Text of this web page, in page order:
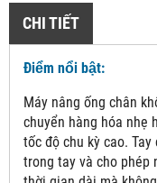
CHI TIẾT
Điểm nổi bật:
Máy nâng ống chân
chuyển hàng hóa nhẹ
tốc độ chu kỳ cao.
trong tay và cho phép